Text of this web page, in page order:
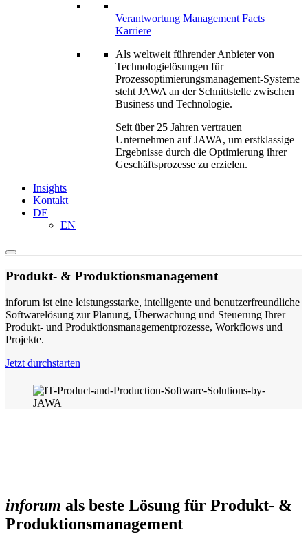
Verantwortung Management Facts
Karriere
Als weltweit führender Anbieter von
Technologielösungen für
Prozessoptimierungs­management-Systeme
steht JAWA an der Schnittstelle zwischen
Business und Technologie.
Seit über 25 Jahren vertrauen
Unternehmen auf JAWA, um erstklassige
Ergebnisse durch die Optimierung ihrer
Geschäftsprozesse zu erzielen.
Insights
Kontakt
DE
EN
Produkt- & Produktionsmanagement
inforum ist eine leistungsstarke, intelligente und benutzerfreundliche
Softwarelösung zur Planung, Überwachung und Steuerung Ihrer
Produkt- und Produktions­management­prozesse, Workflows und
Projekte.
Jetzt durchstarten
inforum als beste Lösung für Produkt- &
Produktionsmanagement